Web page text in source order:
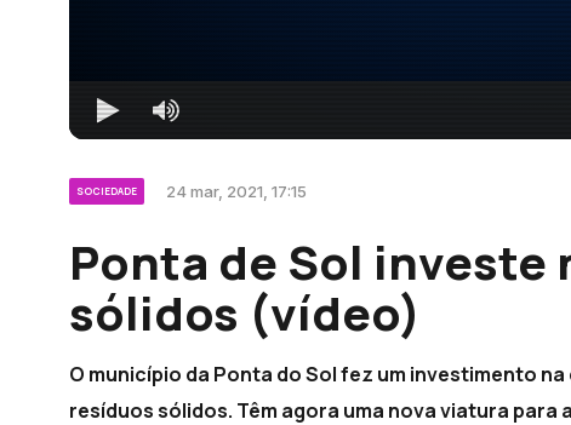
SOCIEDADE 24 mar, 2021, 17:15
Ponta de Sol investe
sólidos (vídeo)
O município da Ponta do Sol fez um investimento
resíduos sólidos. Têm agora uma nova viatura